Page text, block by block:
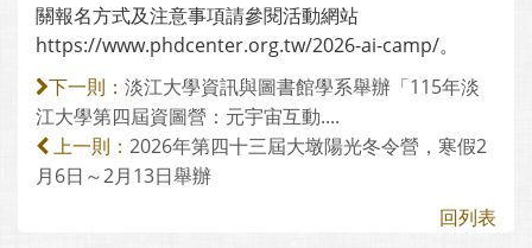
關報名方式及注意事項請參閱活動網站
https://www.phdcenter.org.tw/2026-ai-camp/。
下一則： 淡江大學資訊與圖書館學系舉辦「115年淡
江大學第四屆資圖營：元宇宙互動....
上一則： 2026年第四十三屆大墩陽光冬令營，寒假2
月6日～2月13日舉辦
回列表